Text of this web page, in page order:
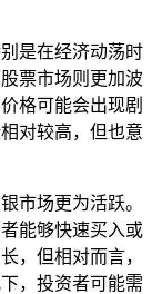
是在经济动荡时
票市场则更加波
格可能会出现剧
对较高，但也意
市场更为活跃。
能够快速买入或
，但相对而言，
，投资者可能需